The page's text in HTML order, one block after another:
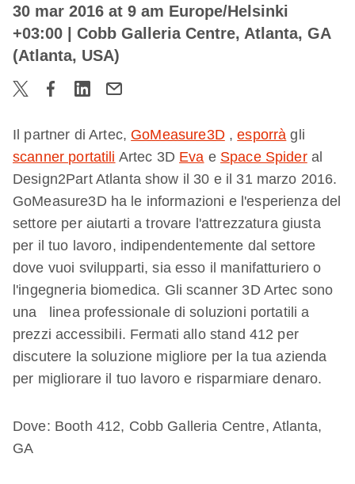
30 mar 2016 at 9 am Europe/Helsinki
+03:00
| Cobb Galleria Centre, Atlanta, GA
(Atlanta, USA)
Il partner di Artec, GoMeasure3D,esporrà gli
scanner portatili Artec 3D Eva e Space Spideral
Design2Part Atlanta show il 30 e il 31 marzo 2016.
GoMeasure3D ha le informazioni e l'esperienza del
settore per aiutarti a trovare l'attrezzatura giusta
per il tuo lavoro, indipendentemente dal settore
dove vuoi svilupparti, sia esso il manifatturiero o
l'ingegneria biomedica. Gli scanner 3D Artec sono
una linea professionale di soluzioni portatili a
prezzi accessibili. Fermati allo stand 412 per
discutere la soluzione migliore per la tua azienda
per migliorare il tuo lavoro e risparmiare denaro.
Dove: Booth 412, Cobb Galleria Centre, Atlanta,
GA